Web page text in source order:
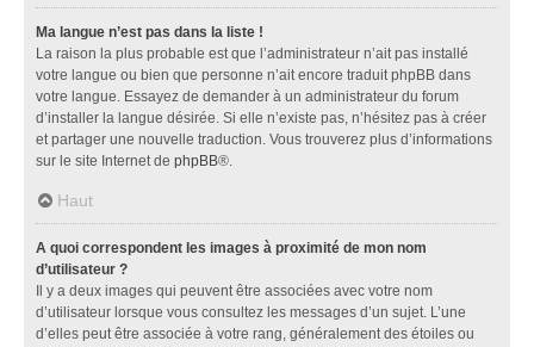
Ma langue n’est pas dans la liste !
La raison la plus probable est que l’administrateur n’ait pas installé
votre langue ou bien que personne n’ait encore traduit phpBB dans
votre langue. Essayez de demander à un administrateur du forum
d’installer la langue désirée. Si elle n’existe pas, n’hésitez pas à créer
et partager une nouvelle traduction. Vous trouverez plus d’informations
sur le site Internet de phpBB®.
Haut
A quoi correspondent les images à proximité de mon nom
d’utilisateur ?
Il y a deux images qui peuvent être associées avec votre nom
d’utilisateur lorsque vous consultez les messages d’un sujet. L’une
d’elles peut être associée à votre rang, généralement des étoiles ou